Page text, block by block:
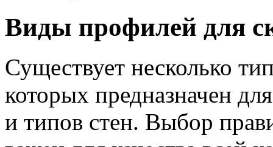
Виды профилей для
Существует несколько
которых предназначен
и типов стен. Выбор